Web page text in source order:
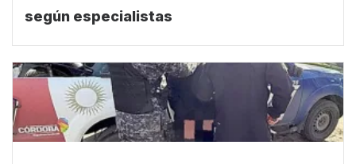
según especialistas